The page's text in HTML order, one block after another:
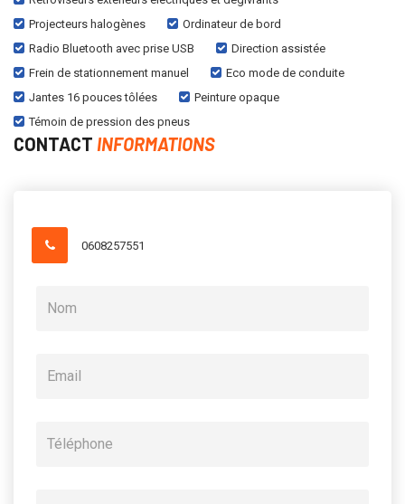
Projecteurs halogènes
Ordinateur de bord
Radio Bluetooth avec prise USB
Direction assistée
Frein de stationnement manuel
Eco mode de conduite
Jantes 16 pouces tôlées
Peinture opaque
Témoin de pression des pneus
CONTACT INFORMATIONS
0608257551